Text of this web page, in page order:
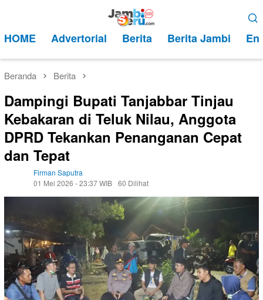
kontenMobile
HOME Advertorial Berita Berita Jambi
Beranda Berita
Dampingi Bupati Tanjabbar Tinjau
Kebakaran di Teluk Nilau, Anggota
DPRD Tekankan Penanganan Cepat
dan Tepat
Firman Saputra
01 Mei 2026 - 23:37 WIB 60 Dilihat